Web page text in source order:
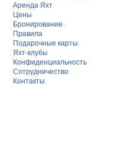
Аренда Яхт
Цены
Бронирование
Правила
Подарочные карты
Яхт-клубы
Конфиденциальность
Сотрудничество
Контакты